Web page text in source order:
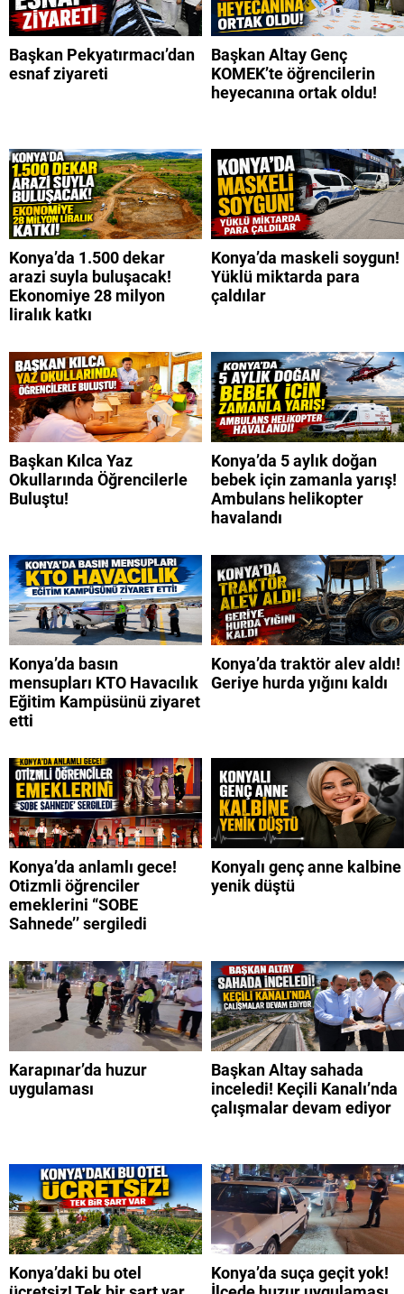
Başkan Pekyatırmacı’dan
esnaf ziyareti
Başkan Altay Genç
KOMEK’te öğrencilerin
heyecanına ortak oldu!
Konya’da 1.500 dekar
arazi suyla buluşacak!
Ekonomiye 28 milyon
liralık katkı
Konya’da maskeli soygun!
Yüklü miktarda para
çaldılar
Başkan Kılca Yaz
Okullarında Öğrencilerle
Buluştu!
Konya’da 5 aylık doğan
bebek için zamanla yarış!
Ambulans helikopter
havalandı
Konya’da basın
mensupları KTO Havacılık
Eğitim Kampüsünü ziyaret
etti
Konya’da traktör alev aldı!
Geriye hurda yığını kaldı
Konya’da anlamlı gece!
Otizmli öğrenciler
emeklerini “SOBE
Sahnede’’ sergiledi
Konyalı genç anne kalbine
yenik düştü
Karapınar’da huzur
uygulaması
Başkan Altay sahada
inceledi! Keçili Kanalı’nda
çalışmalar devam ediyor
Konya’daki bu otel
Konya’da suça geçit yok!